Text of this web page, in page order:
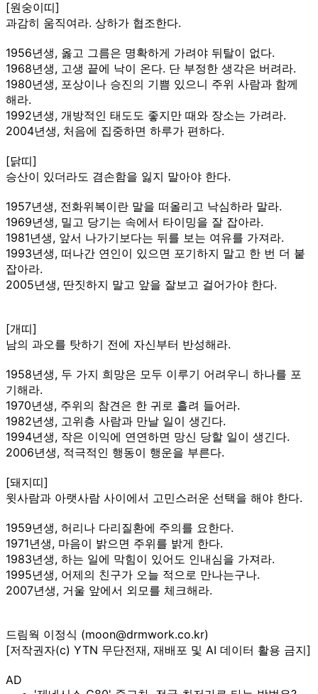
[원숭이띠]
과감히 움직여라. 상하가 협조한다.
1956년생, 옳고 그름은 명확하게 가려야 뒤탈이 없다.
1968년생, 고생 끝에 낙이 온다. 단 부정한 생각은 버려라.
1980년생, 포상이나 승진의 기쁨 있으니 주위 사람과 함께
해라.
1992년생, 개방적인 태도도 좋지만 때와 장소는 가려라.
2004년생, 처음에 집중하면 하루가 편하다.
[닭띠]
승산이 있더라도 겸손함을 잃지 말아야 한다.
1957년생, 전화위복이란 말을 떠올리고 낙심하라 말라.
1969년생, 밀고 당기는 속에서 타이밍을 잘 잡아라.
1981년생, 앞서 나가기보다는 뒤를 보는 여유를 가져라.
1993년생, 떠나간 연인이 있으면 포기하지 말고 한 번 더 붙
잡아라.
2005년생, 딴짓하지 말고 앞을 잘보고 걸어가야 한다.
[개띠]
남의 과오를 탓하기 전에 자신부터 반성해라.
1958년생, 두 가지 희망은 모두 이루기 어려우니 하나를 포
기해라.
1970년생, 주위의 참견은 한 귀로 흘려 들어라.
1982년생, 고위층 사람과 만날 일이 생긴다.
1994년생, 작은 이익에 연연하면 망신 당할 일이 생긴다.
2006년생, 적극적인 행동이 행운을 부른다.
[돼지띠]
윗사람과 아랫사람 사이에서 고민스러운 선택을 해야 한다.
1959년생, 허리나 다리질환에 주의를 요한다.
1971년생, 마음이 밝으면 주위를 밝게 한다.
1983년생, 하는 일에 막힘이 있어도 인내심을 가져라.
1995년생, 어제의 친구가 오늘 적으로 만나는구나.
2007년생, 거울 앞에서 외모를 체크해라.
드림웍 이정식 (moon@drmwork.co.kr)
[저작권자(c) YTN 무단전재, 재배포 및 AI 데이터 활용 금지]
AD